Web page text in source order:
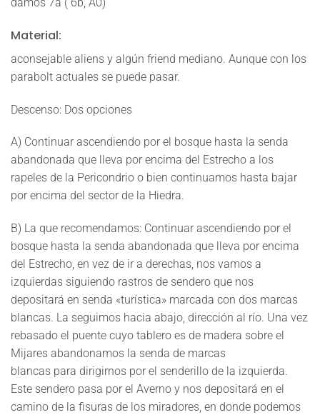
Material:
aconsejable aliens y algún friend mediano. Aunque con los
parabolt actuales se puede pasar.
Descenso: Dos opciones
A) Continuar ascendiendo por el bosque hasta la senda
abandonada que lleva por encima del Estrecho a los
rapeles de la Pericondrio o bien continuamos hasta bajar
por encima del sector de la Hiedra.
B) La que recomendamos: Continuar ascendiendo por el
bosque hasta la senda abandonada que lleva por encima
del Estrecho, en vez de ir a derechas, nos vamos a
izquierdas siguiendo rastros de sendero que nos
depositará en senda «turística» marcada con dos marcas
blancas. La seguimos hacia abajo, dirección al río. Una vez
rebasado el puente cuyo tablero es de madera sobre el
Mijares abandonamos la senda de marcas
blancas para dirigirnos por el senderillo de la izquierda.
Este sendero pasa por el Averno y nos depositará en el
camino de la fisuras de los miradores, en donde podemos